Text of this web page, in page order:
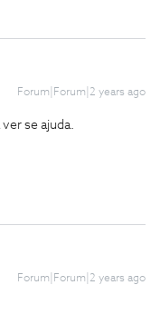
Forum|Forum|2 years ago
se ajuda.
Forum|Forum|2 years ago